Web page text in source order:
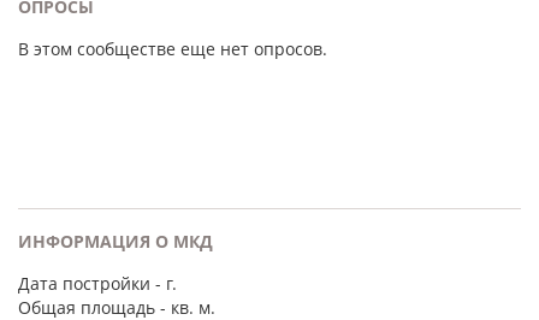
ОПРОСЫ
В этом сообществе еще нет опросов.
ИНФОРМАЦИЯ О МКД
Дата постройки - г.
Общая площадь - кв. м.